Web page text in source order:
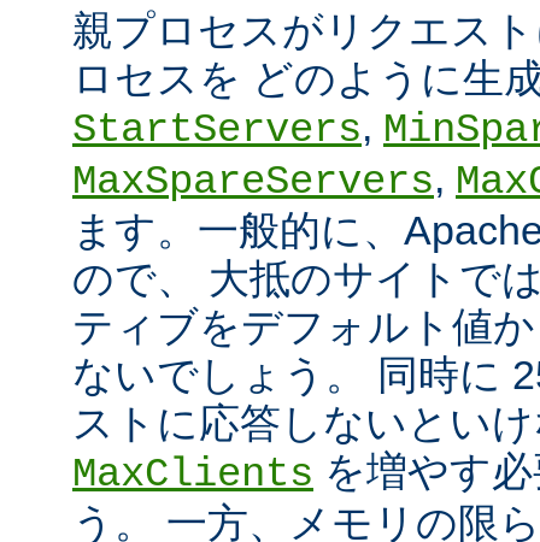
親プロセスがリクエス
ロセスを どのように生
StartServers,
MaxSpareServers,
ます。一般的に、
ので、 大抵のサイトで
ティブをデフォルト値
ないでしょう。 同時に
ストに応答しないとい
MaxClients を増やす
う。 一方、メモリの限